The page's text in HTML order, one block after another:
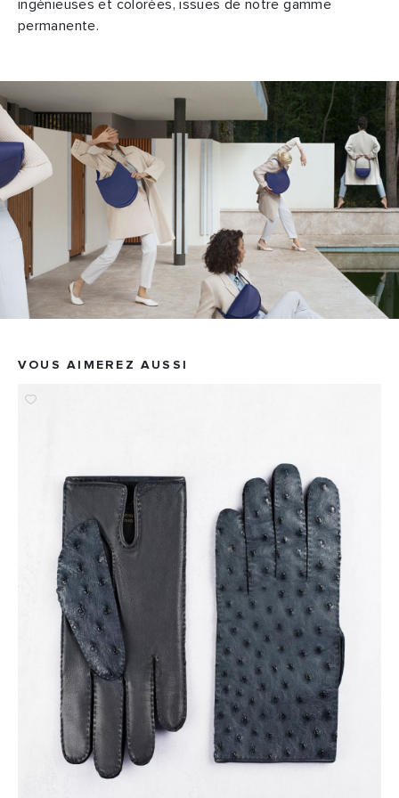
ingénieuses et colorées, issues de notre gamme
permanente.
VOUS AIMEREZ AUSSI